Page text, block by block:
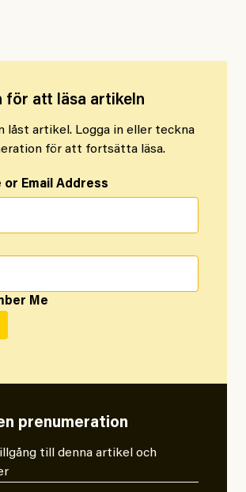
för att läsa artikeln
låst artikel. Logga in eller teckna
för att fortsätta läsa.
or Email Address
Me
prenumeration
till denna artikel och